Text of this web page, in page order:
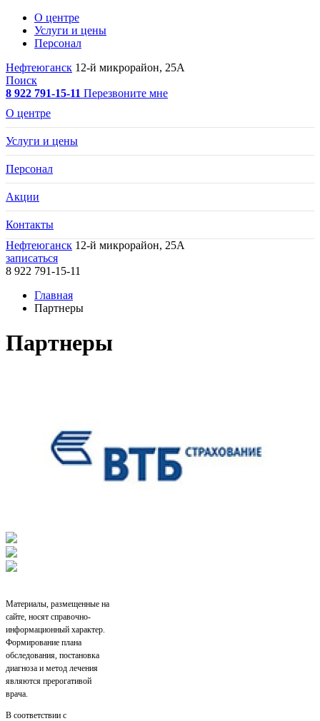
О центре
Услуги и цены
Персонал
Нефтеюганск 12-й микрорайон, 25А
Поиск
8 922 791-15-11 Перезвоните мне
О центре
Услуги и цены
Персонал
Акции
Контакты
Нефтеюганск 12-й микрорайон, 25А
записаться
8 922 791-15-11
Главная
Партнеры
Партнеры
Материалы, размещенные на
сайте, носят справочно-
информационный характер.
Формирование плана
обследования, постановка
диагноза и метод лечения
являются прерогативой
врача.
В соответствии с